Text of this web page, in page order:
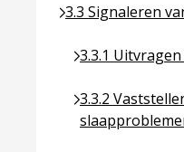
3.3 Signaleren
Ga naar pagina
3.3.1
Ga naar pagina
3.3.2
Ga naar pagina